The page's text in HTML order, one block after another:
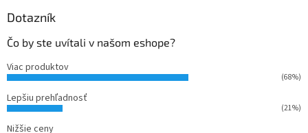
Dotazník
Čo by ste uvítali v našom eshope?
Viac produktov
(68%)
Lepšiu prehľadnosť
(21%)
Nižšie ceny